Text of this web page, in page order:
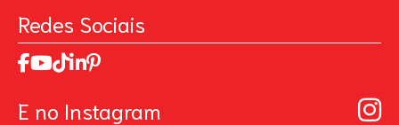
Trabalhe Conosco
Relatório de Sustentabilidade 2025
Código de ética
Acionistas
MasterChef
Art Of Love
Seja um distribuidor de Limpeza Profissional
Redes Sociais
E no Instagram